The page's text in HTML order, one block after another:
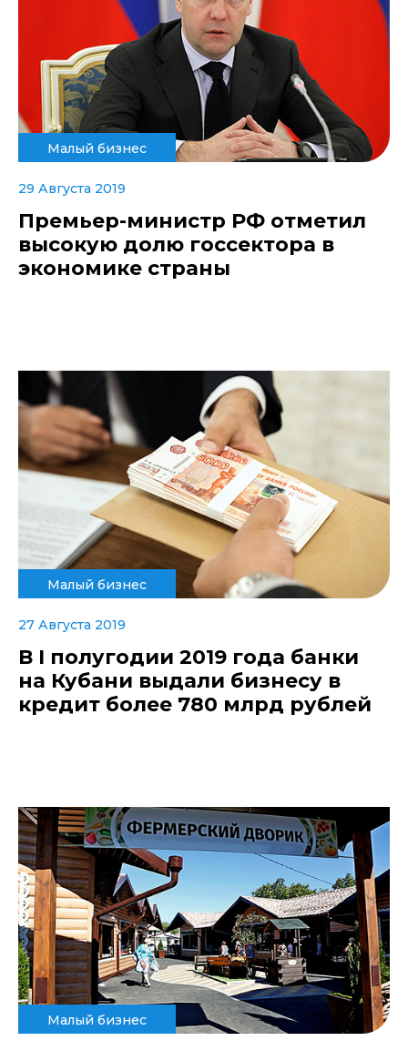
Малый бизнес
29 Августа 2019
Премьер-министр РФ отметил
высокую долю госсектора в
экономике страны
Малый бизнес
27 Августа 2019
В I полугодии 2019 года банки
на Кубани выдали бизнесу в
кредит более 780 млрд рублей
Малый бизнес